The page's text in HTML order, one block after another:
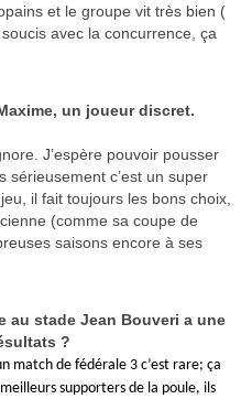
et le groupe vit très bien (
avec la concurrence, ça
un joueur discret.
J’espère pouvoir pousser
c’est un super
il fait toujours les bons choix,
(comme sa coupe de
saisons encore à ses
au stade Jean Bouveri a une
?
match de fédérale 3 c’est rare; ça
supporters de la poule, ils